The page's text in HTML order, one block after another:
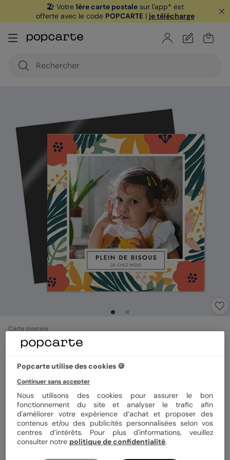
🏖️ Votre1ère carte postale sur l'app* est
offerte avec le code POPCARTE| je télécharge
Carte postale
Magnet Tropical
Format
Quantité 1 magnet
Popcarte utilise des cookies 🍪
Continuer sans accepter
Nous utilisons des cookies pour assurer le bon
fonctionnement du site et analyser le trafic afin
d'améliorer votre expérience d’achat et proposer des
contenus et/ou des publicités personnalisées selon vos
centres d’intérêts. Pour plus d'informations, veuillez
consulter notre politique de confidentialité.